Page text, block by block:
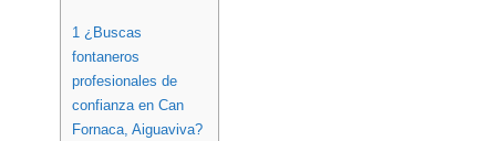
1 ¿Buscas
fontaneros
profesionales de
confianza en Can
Fornaca, Aiguaviva?